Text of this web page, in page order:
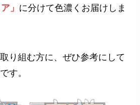
」 に分けて色濃くお届けしま
り組む方に、ぜひ参考にして
す。